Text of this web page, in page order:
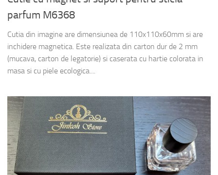
parfum M6368
Cutia din imagine are dimensiunea de 110x110x60mm si are
inchidere magnetica. Este realizata din carton dur de 2 mm
(mucava, carton de legatorie) si caserata cu hartie colorata in
masa si cu piele ecologica....